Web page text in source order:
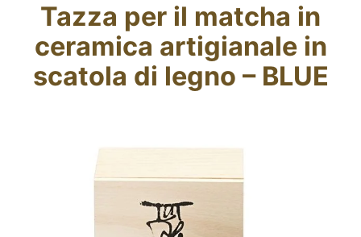
Blog
CERCA
PER:
Tazza per il matcha in
ceramica artigianale in
scatola di legno – BLUE